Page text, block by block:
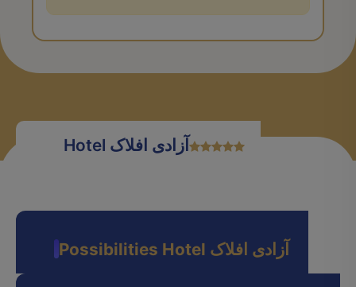
Hotel آزادی افلاک
Possibilities Hotel آزادی افلاک